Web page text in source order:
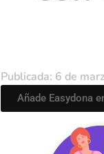
Publicada: 6 de
Añade Easydona